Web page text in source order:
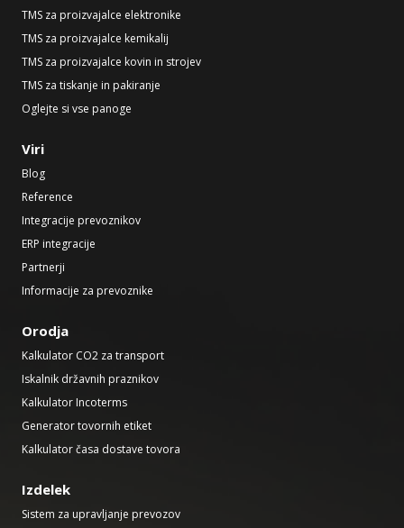
TMS za proizvajalce elektronike
TMS za proizvajalce kemikalij
TMS za proizvajalce kovin in strojev
TMS za tiskanje in pakiranje
Oglejte si vse panoge
Viri
Blog
Reference
Integracije prevoznikov
ERP integracije
Partnerji
Informacije za prevoznike
Orodja
Kalkulator CO2 za transport
Iskalnik državnih praznikov
Kalkulator Incoterms
Generator tovornih etiket
Kalkulator časa dostave tovora
Izdelek
Sistem za upravljanje prevozov